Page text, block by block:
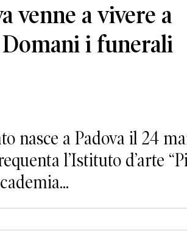
venne a vivere a
i funerali
nasce a Padova il 24
l’Istituto d’arte